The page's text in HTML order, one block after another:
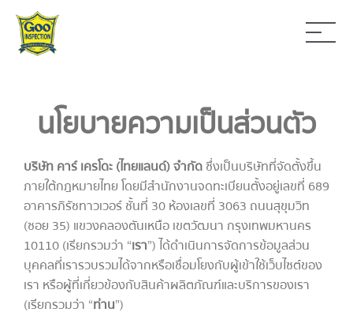
นโยบายความเป็นส่วนตัว
บริษัท คาร์ เครโดะ (ไทยแลนด์) จำกัดซึ่งเป็นบริษัทที่จัดตั้งขึ้น
ภายใต้กฎหมายไทย โดยมีสำนักงานจดทะเบียนตั้งอยู่เลขที่ 689
อาคารภิรัชทาวเวอร์ ชั้นที่ 30 ห้องเลขที่ 3063 ถนนสุขุมวิท
(ซอย 35) แขวงคลองตันเหนือ เขตวัฒนา กรุงเทพมหานคร
10110 (เรียกรวมว่า “เรา”) ได้ดำเนินการจัดการข้อมูลส่วน
บุคคลที่เรารวบรวมได้จากหรือเชื่อมโยงกับผู้เข้าใช้เว็บไซต์ของ
เรา หรือผู้ที่เกี่ยวข้องกับสินค้าผลิตภัณฑ์และบริการของเรา
(เรียกรวมว่า “ท่าน”)